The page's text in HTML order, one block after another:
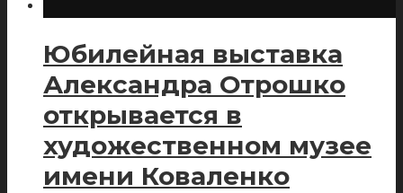
Юбилейная выставка
Александра Отрошко
открывается в
художественном музее
имени Коваленко